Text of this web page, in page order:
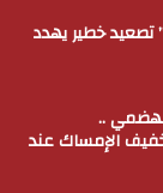
تصعيد خطير يهدد
..
الإمساك عند